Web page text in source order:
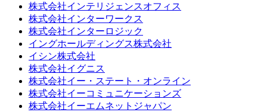
株式会社インテリジェンスオフィス
株式会社インターワークス
株式会社インターロジック
イングホールディングス株式会社
イシン株式会社
株式会社イグニス
株式会社イー・ステート・オンライン
株式会社イーコミュニケーションズ
株式会社イーエムネットジャパン